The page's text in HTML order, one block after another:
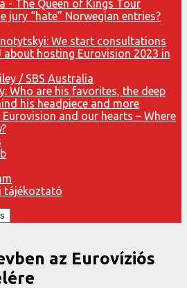
jury “hate” Norwegian entries?
We start consultations
about hosting Eurovision 2023 in
Who are his favorites, the deep
his headpiece and more
and our hearts – Where
tájékoztató
az Eurovíziós